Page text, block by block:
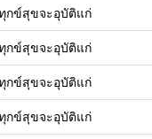
กข์สุขจะอุบัติแก่
กข์สุขจะอุบัติแก่
กข์สุขจะอุบัติแก่
กข์สุขจะอุบัติแก่